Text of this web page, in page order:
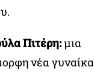
Πιτέρη:μια
νέα γυναίκα